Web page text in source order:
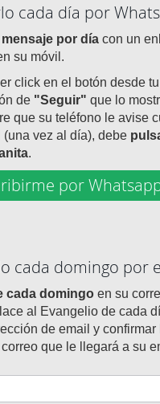
cada día por
por día con un
su móvil.
click en el botón desde
de "Seguir" que lo
que su teléfono le avise
vez al día), debe
.
por
cada domingo por
cada domingo en su
al Evangelio de cada
de email y confirmar
que le llegará a su